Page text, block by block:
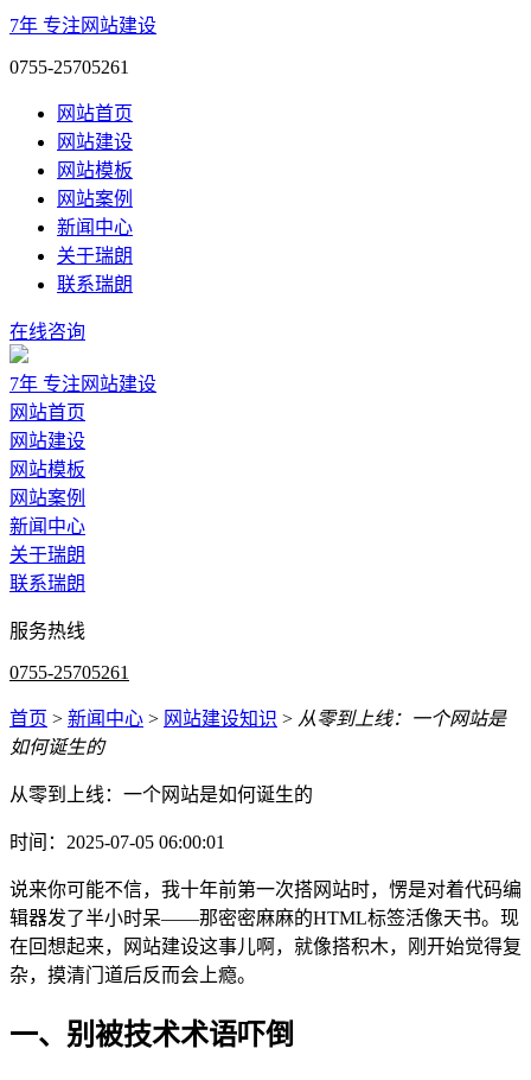
7年 专注网站建设
0755-25705261
网站首页
网站建设
网站模板
网站案例
新闻中心
关于瑞朗
联系瑞朗
在线咨询
7年 专注网站建设
网站首页
网站建设
网站模板
网站案例
新闻中心
关于瑞朗
联系瑞朗
服务热线
0755-25705261
首页 > 新闻中心 > 网站建设知识 > 从零到上线：一个网站是
如何诞生的
从零到上线：一个网站是如何诞生的
时间：2025-07-05 06:00:01
说来你可能不信，我十年前第一次搭网站时，愣是对着代码编
辑器发了半小时呆——那密密麻麻的HTML标签活像天书。现
在回想起来，网站建设这事儿啊，就像搭积木，刚开始觉得复
杂，摸清门道后反而会上瘾。
一、别被技术术语吓倒